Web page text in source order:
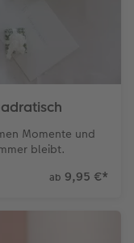
Momente und
bleibt.
ab 9,95 €*